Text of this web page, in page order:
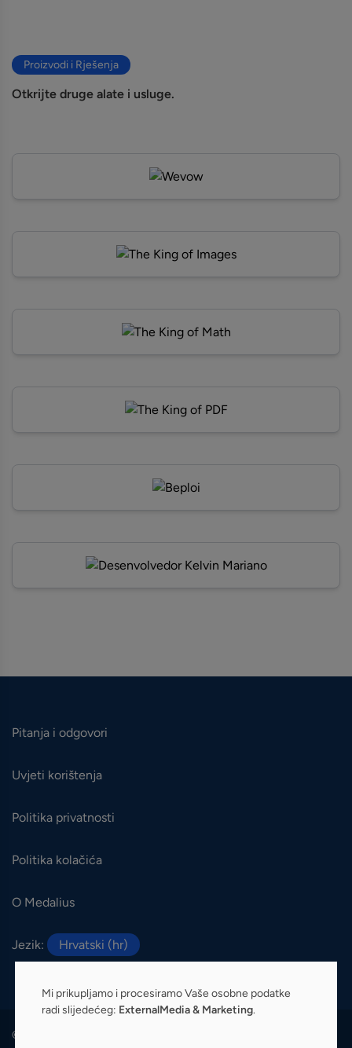
Proizvodi i Rješenja
Otkrijte druge alate i usluge.
Pitanja i odgovori
Uvjeti korištenja
Politika privatnosti
Politika kolačića
O Medalius
Jezik: Hrvatski (hr)
© 2026 Medalius. Sva prava pridržana.
Mi prikupljamo i procesiramo Vaše osobne podatke
radi slijedećeg: ExternalMedia & Marketing.